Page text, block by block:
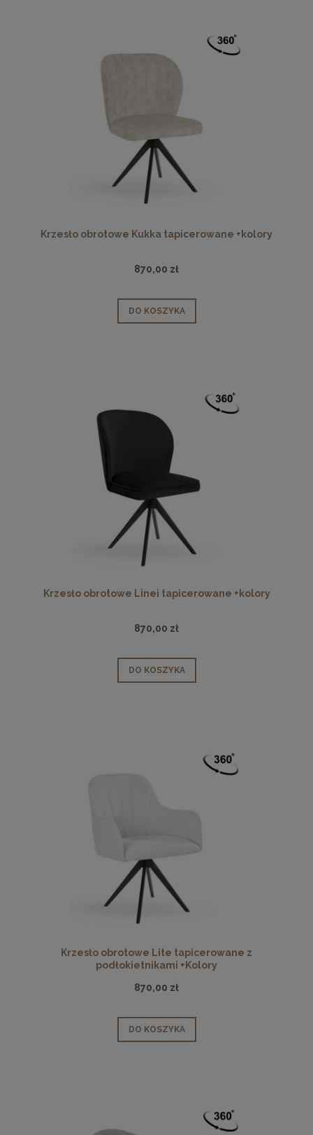
Krzesło obrotowe Kukka tapicerowane +kolory
870,00 zł
DO KOSZYKA
Krzesło obrotowe Linei tapicerowane +kolory
870,00 zł
DO KOSZYKA
Krzesło obrotowe Lite tapicerowane z
podłokietnikami +Kolory
870,00 zł
DO KOSZYKA